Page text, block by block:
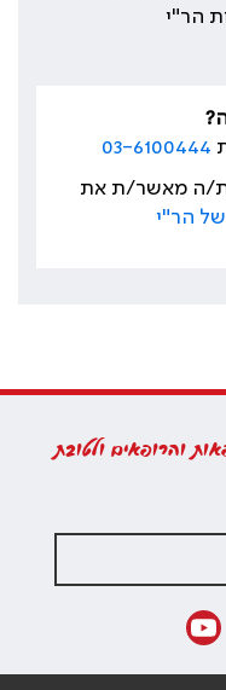
הר"י
03-6100444
ה מאשר/ת את
של הר"י
והרופאים ולטובת